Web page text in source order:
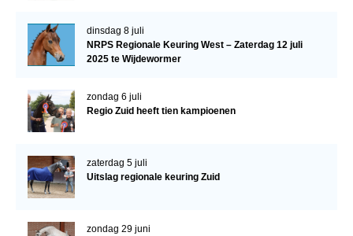
dinsdag 8 juli
NRPS Regionale Keuring West – Zaterdag 12 juli
2025 te Wijdewormer
zondag 6 juli
Regio Zuid heeft tien kampioenen
zaterdag 5 juli
Uitslag regionale keuring Zuid
zondag 29 juni